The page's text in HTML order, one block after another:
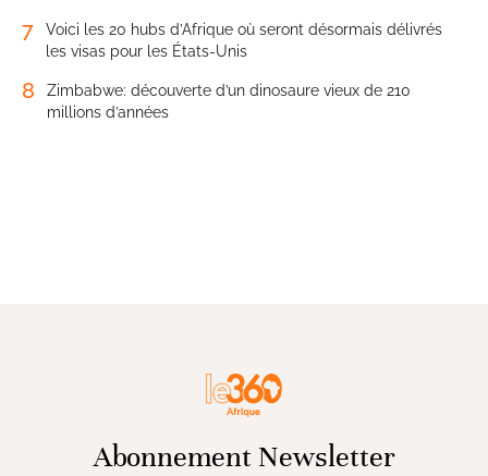
7
Voici les 20 hubs d’Afrique où seront désormais délivrés
les visas pour les États-Unis
8
Zimbabwe: découverte d’un dinosaure vieux de 210
millions d’années
Abonnement Newsletter